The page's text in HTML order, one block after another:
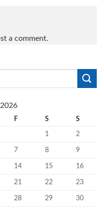
a comment.
F S S
1 2
7 8 9
14 15 16
21 22 23
28 29 30